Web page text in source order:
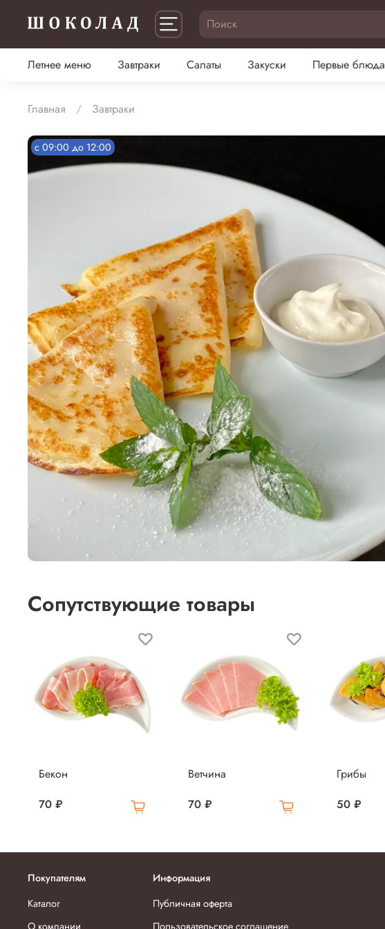
Летнее меню
Завтраки Салаты Закуски Первые блюда
Главная Завтраки
c 09:00 до 12:00
Сопутствующие товары
Бекон
70 ₽
Ветчина
70 ₽
Грибы
50 ₽
Покупателям
Каталог
Информация
Публичная оферта